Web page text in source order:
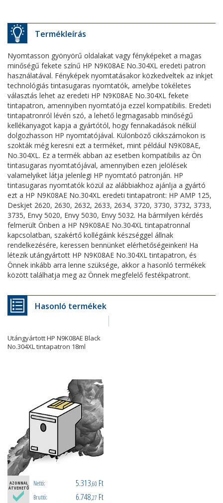
Termékleírás
Nyomtasson gyönyörű oldalakat vagy fényképeket a magas
minőségű fekete színű HP N9K08AE No.304XL eredeti patron
használatával. Fényképek nyomtatásakor közkedveltek az inkjet
technológiás tintasugaras nyomtatók, amelybe tökéletes
választás lehet az eredeti HP N9K08AE No.304XL fekete
tintapatron, amennyiben nyomtatója ezzel kompatibilis. Eredeti
tintapatronról lévén szó, a lehető legmagasabb minőségű
kellékanyagot kapja a gyártótól, hogy fennakadások nélkül
dolgozhasson HP nyomtatójával. Különböző cikkszámokon is
szokták még keresni ezt a terméket, mint például N9K08AE,
No.304XL. Ez a termék abban az esetben kompatibilis az Ön
tintasugaras nyomtatójával, amennyiben ezen jelölések
valamelyiket látja jelenlegi HP nyomtató patronján. HP
tintasugaras nyomtatók közül az alábbiakhoz ajánlja a gyártó
ezt a HP N9K08AE No.304XL eredeti tintapatront: HP AMP 125,
Deskjet 2620, 2630, 2632, 2633, 2634, 3720, 3730, 3732, 3733,
3735, Envy 5020, Envy 5030, Envy 5032. Ha bármilyen kérdés
felmerült Önben a HP N9K08AE No.304XL tintapatronnal
kapcsolatban, szakértő kollégáink készséggel állnak
rendelkezésére, keressen bennünket elérhetőségeinken! Ha
létezik utángyártott HP N9K08AE No.304XL tintapatron, és
Önnek inkább arra lenne szüksége, akkor a hasonló termékek
között találhatja meg az Önnek megfelelő festékpatront.
Hasonló termékek
Utángyártott HP N9K08AE Black
No.304XL tintapatron 18ml
AZONNAL
ÁTVEHETŐ
Nettó: 5.313,60 Ft
Bruttó: 6.748,27 Ft